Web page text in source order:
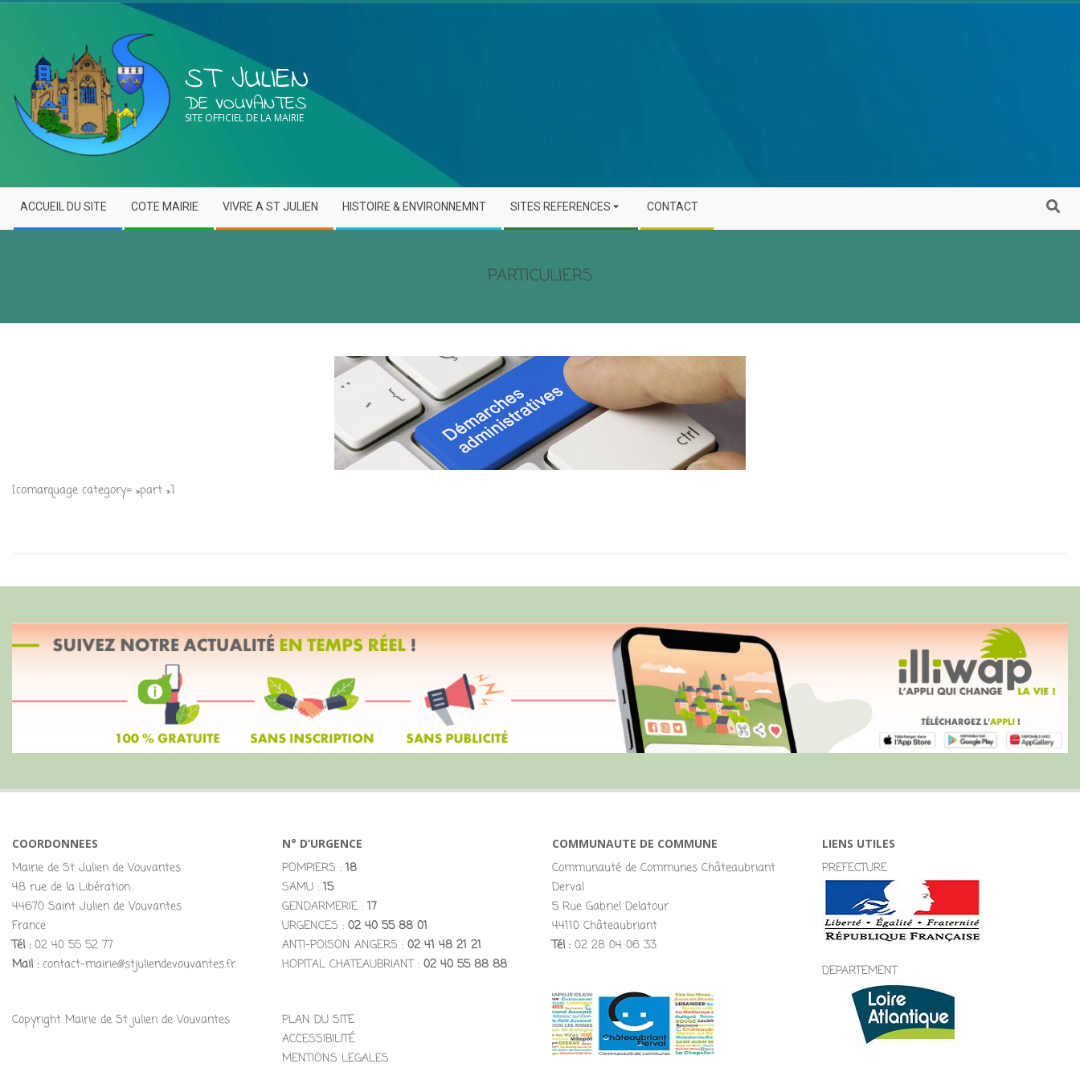
ST JULIEN
DE VOUVANTES
SITE OFFICIEL DE LA MAIRIE
ACCUEIL DU SITE COTE MAIRIE VIVRE A ST JULIEN HISTOIRE & ENVIRONNEMNT SITES REFERENCES CONTACT
PARTICULIERS
[comarquage category= »part »]
COORDONNEES
Mairie de St Julien de Vouvantes
48 rue de la Libération
44670 Saint Julien de Vouvantes
France
Tél :02 40 55 52 77
Mail :contact-mairie@stjuliendevouvantes.fr
Copyright Mairie de St julien de Vouvantes
N° D’URGENCE
POMPIERS : 18
SAMU : 15
GENDARMERIE : 17
URGENCES : 02 40 55 88 01
ANTI-POISON ANGERS : 02 41 48 21 21
HOPITAL CHATEAUBRIANT : 02 40 55 88 88
PLAN DU SITE
ACCESSIBILITÉ
MENTIONS LEGALES
COMMUNAUTE DE COMMUNE
Communauté de Communes Châteaubriant
Derval
5 Rue Gabriel Delatour
44110 Châteaubriant
Tél :02 28 04 06 33
LIENS UTILES
PREFECTURE
DEPARTEMENT